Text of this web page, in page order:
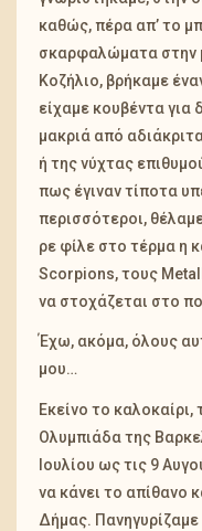
καθώς, πέρα απ’ το
σκαρφαλώματα στην
Κοζήλιο, βρήκαμε
είχαμε κουβέντα
μακριά από
ή της νύχτας
πως έγιναν τίποτα
περισσότεροι,
ρε φίλε στο τέρμα η
Scorpions, τους
να στοχάζεται στο
Έχω, ακόμα, όλους
μου…
Εκείνο το
Ολυμπιάδα της
Ιουλίου ως τις 9
να κάνει το απίθανο
Δήμας. Πανηγυρίζαμε